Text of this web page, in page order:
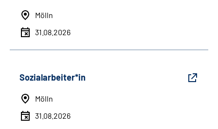
Mölln
31.08.2026
Sozialarbeiter*in
Mölln
31.08.2026